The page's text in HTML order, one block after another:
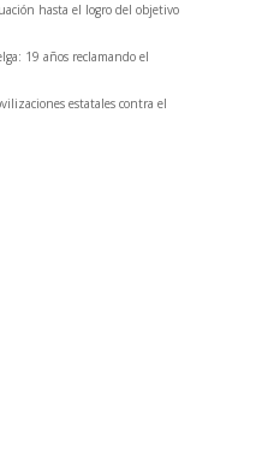
hasta el logro del objetivo
19 años reclamando el
estatales contra el